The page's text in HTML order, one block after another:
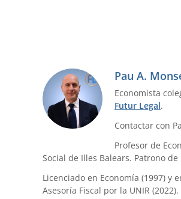
Pau A.
Economista
Futur Legal.
Contactar con
Profesor de
Social de Illes Balears. Patrono
Licenciado en Economía (1997) y
Asesoría Fiscal por la UNIR (2022).